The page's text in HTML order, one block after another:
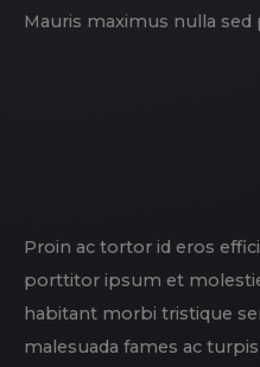
Mauris maximus nulla
Proin ac tortor id eros
porttitor ipsum et
habitant morbi tristique
malesuada fames ac